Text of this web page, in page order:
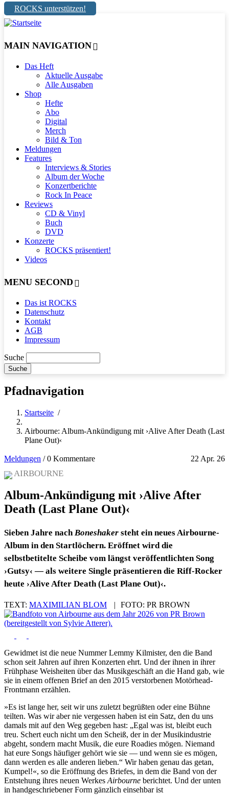
ROCKS unterstützen!
MAIN NAVIGATION
Das Heft
Aktuelle Ausgabe
Alle Ausgaben
Shop
Hefte
Abo
Digital
Merch
Bild & Ton
Meldungen
Features
Interviews & Stories
Album der Woche
Konzertberichte
Rock In Peace
Reviews
CD & Vinyl
Buch
DVD
Konzerte
ROCKS präsentiert!
Videos
MENU SECOND
Das ist ROCKS
Datenschutz
Kontakt
AGB
Impressum
Suche
Pfadnavigation
Startseite /
Airbourne: Album-Ankündigung mit ›Alive After Death (Last
Plane Out)‹
Meldungen 22 Apr. 26
/0 Kommentare
AIRBOURNE
Album-Ankündigung mit ›Alive After
Death (Last Plane Out)‹
Sieben Jahre nachBoneshaker steht ein neues Airbourne-
Album in den Startlöchern. Eröffnet wird die
selbstbetitelte Scheibe vom längst veröffentlichten Song
›Gutsy‹ — als weitere Single präsentieren die Riff-Rocker
heute ›Alive After Death (Last Plane Out)‹.
TEXT: MAXIMILIAN BLOM | FOTO: PR BROWN
Gewidmet ist die neue Nummer Lemmy Kilmister, den die Band
schon seit Jahren auf ihren Konzerten ehrt. Und der ihnen in ihrer
Frühphase Weisheiten über das Musikgeschäft an die Hand gab, wie
sie in einem offenen Brief an den 2015 verstorbenen Motörhead-
Frontmann erzählen.
»Es ist lange her, seit wir uns zuletzt begrüßten oder eine Bühne
teilten. Was wir aber nie vergessen haben ist ein Satz, den du uns
damals mit auf den Weg gegeben hast: „Egal was ist, bleibt euch
treu. Schert euch nicht um den Scheiß, der in der Musikindustrie
abgeht, sondern macht Musik, die eure Roadies mögen. Niemand
hat eure Songs häufiger gehört wie sie — und wenn sie es mögen,
dann werden es alle anderen lieben.“ Wir haben genau das getan,
Kumpel!«, so die Eröffnung des Briefes, in dem die Band von der
Entstehung ihres neuen Werkes Airbourne berichtet. Und der unten
in handgeschriebener Form gänzlich einsehbar ist